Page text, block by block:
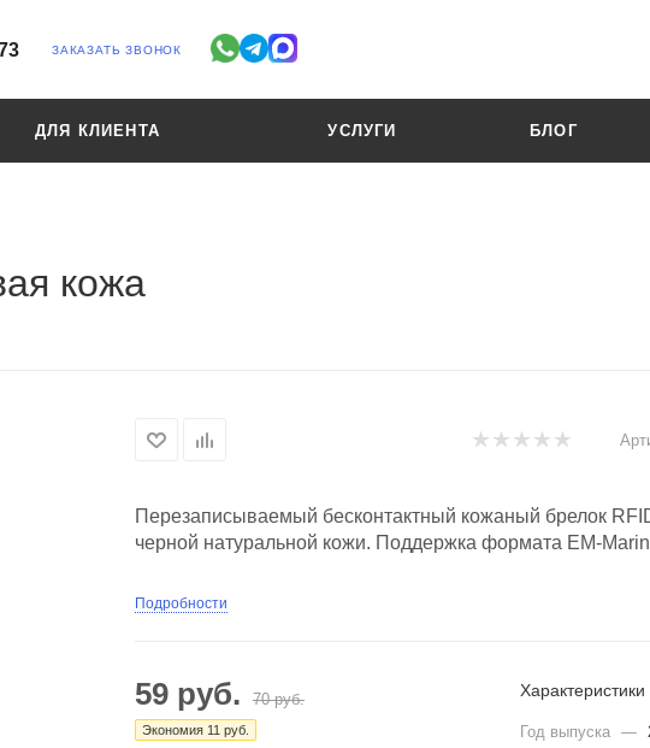
ЗАКАЗАТЬ ЗВОНОК
ДЛЯ КЛИЕНТА УСЛУГИ БЛОГ
кожа
Перезаписываемый бесконтактный кожаный брелок
черной натуральной кожи. Поддержка формата EM-Marin
Подробности
59 руб. 70руб.
Экономия 11 руб.
Характеристики
Год выпуска —